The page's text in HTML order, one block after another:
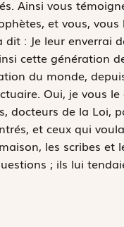
Ainsi vous
et vous, vous
: Je leur enverrai
cette génération
du monde,
Oui, je vous
docteurs de la Loi,
et ceux qui
les scribes et
; ils lui